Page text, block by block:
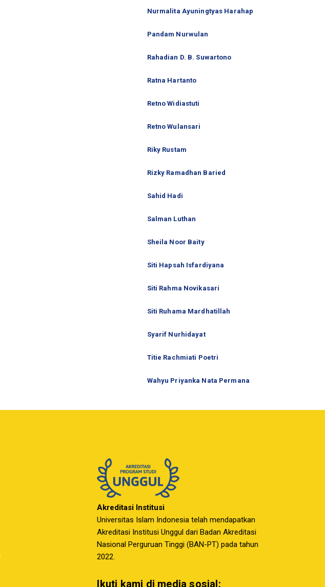
Nurmalita Ayuningtyas Harahap
Pandam Nurwulan
Rahadian D. B. Suwartono
Ratna Hartanto
Retno Widiastuti
Retno Wulansari
Riky Rustam
Rizky Ramadhan Baried
Sahid Hadi
Salman Luthan
Sheila Noor Baity
Siti Hapsah Isfardiyana
Siti Rahma Novikasari
Siti Ruhama Mardhatillah
Syarif Nurhidayat
Titie Rachmiati Poetri
Wahyu Priyanka Nata Permana
Akreditasi Institusi
Universitas Islam Indonesia telah mendapatkan
Akreditasi Institusi Unggul dari Badan Akreditasi
Nasional Perguruan Tinggi (BAN-PT) pada tahun
2022.
Ikuti kami di media sosial: